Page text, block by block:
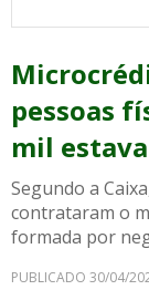
pessoas
mil
Segundo a
contrataram o
formada por
PUBLICADO 30/04/